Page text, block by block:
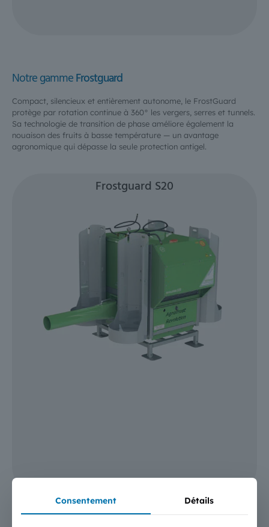
Notre gammeFrostguard
Compact, silencieux et entièrement autonome, le FrostGuard
protège par rotation continue à 360° les vergers, serres et tunnels.
Sa technologie de transition de phase améliore également la
nouaison des fruits à basse température — un avantage
agronomique qui dépasse la seule protection antigel.
Frostguard S20
Consentement Détails